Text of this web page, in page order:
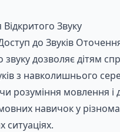
Звуку
до Звуків
звуку дозволяє дітям
з навколишнього
розуміння мовлення
навичок у
ситуаціях.